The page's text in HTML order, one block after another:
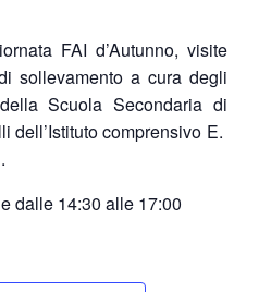
FAI d’Autunno, visite
sollevamento a cura degli
Scuola Secondaria di
dell’Istituto comprensivo E.​
dalle 14:30 alle 17:00